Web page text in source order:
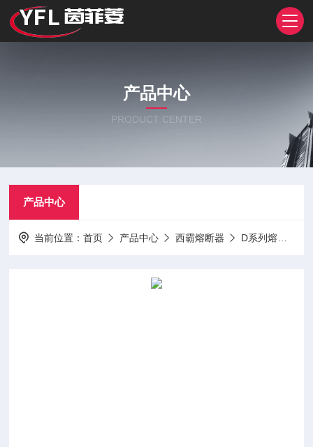
产品中心
PRODUCT CENTER
产品中心
当前位置：首页 产品中心 西霸熔断器 D系列熔断器